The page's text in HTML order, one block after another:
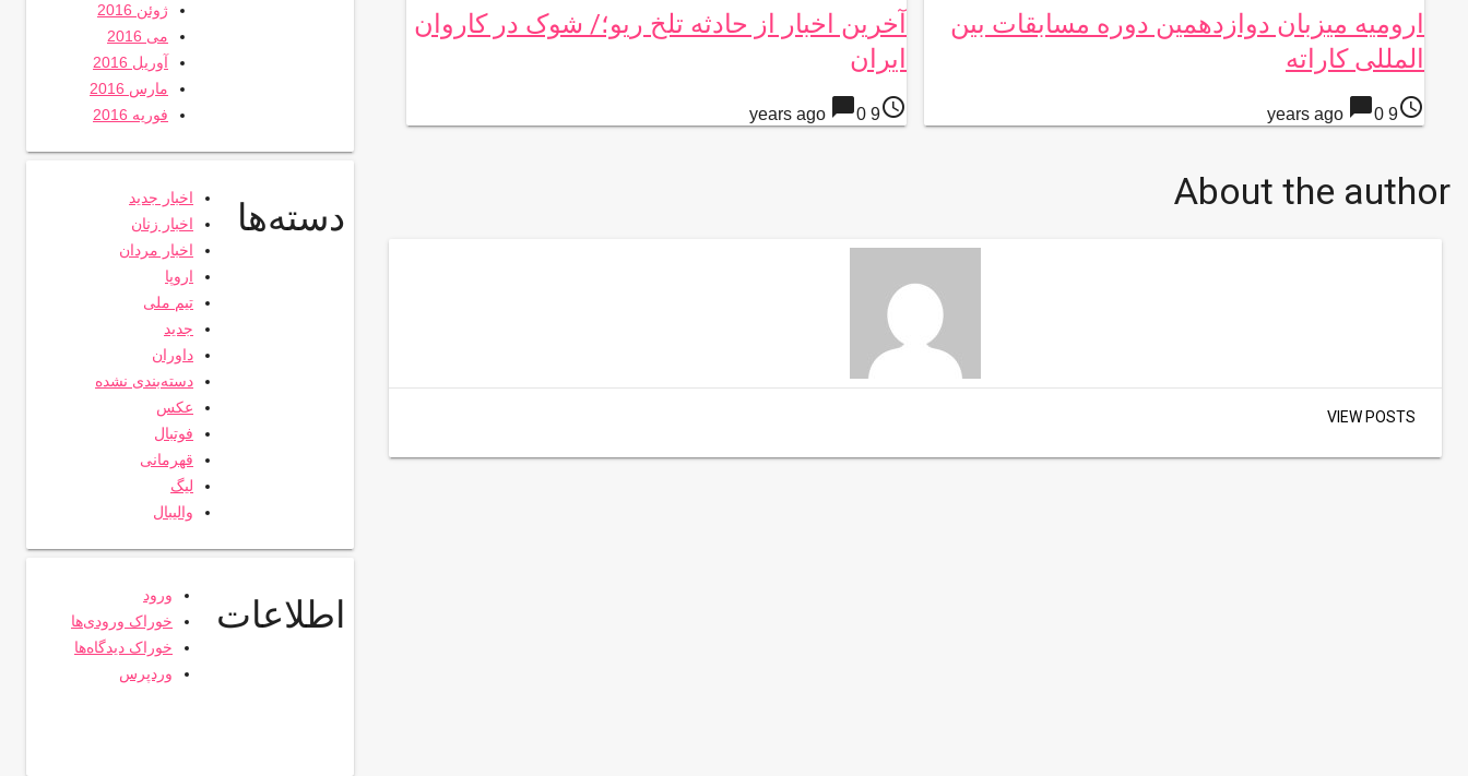
ارومیه میزبان دوازدهمین دوره مسابقات بین
المللی کاراته
access_time
9 years ago
chat_bubble0
آخرین اخبار از حادثه تلخ ریو؛/ شوک در کاروان
ایران
access_time
9 years ago
chat_bubble0
About the author
VIEW POSTS
ژوئن 2016
می 2016
آوریل 2016
مارس 2016
فوریه 2016
دسته‌ها
اخبار جدید
اخبار زنان
اخبار مردان
اروپا
تیم ملی
جدید
داوران
دسته‌بندی نشده
عکس
فوتبال
قهرمانی
لیگ
والیبال
اطلاعات
ورود
خوراک ورودی‌ها
خوراک دیدگاه‌ها
وردپرس